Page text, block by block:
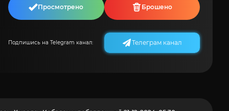
Просмотрено Брошено
Подпишись на Telegram канал: Телеграм канал